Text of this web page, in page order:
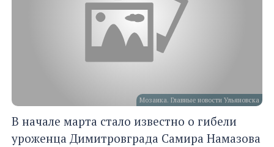
Мозаика. Главные новости Ульяновска
В начале марта стало известно о гибели
уроженца Димитровграда Самира Намазова